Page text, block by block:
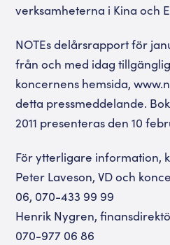
verksamheterna i Kina och
NOTEs delårsrapport för
från och med idag
koncernens hemsida,
detta pressmeddelande.
2011 presenteras den 10
För ytterligare information,
Peter Laveson, VD och
06, 070-433 99 99
Henrik Nygren,
070-977 06 86